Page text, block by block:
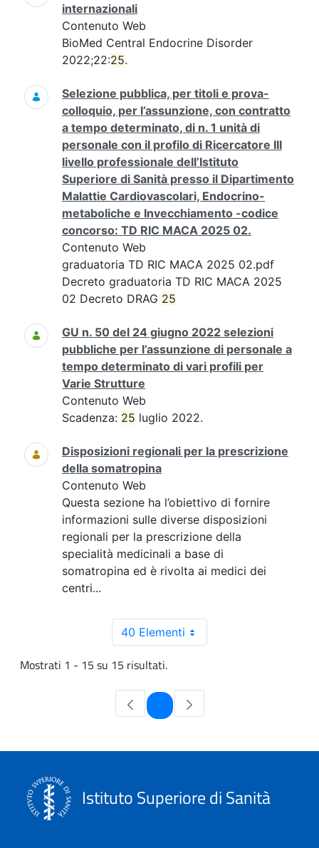
internazionali
Contenuto Web
BioMed Central Endocrine Disorder
2022;22:25.
Selezione pubblica, per titoli e prova-
colloquio, per l’assunzione, con contratto
a tempo determinato, di n. 1 unità di
personale con il profilo di Ricercatore III
livello professionale dell’Istituto
Superiore di Sanità presso il Dipartimento
Malattie Cardiovascolari, Endocrino-
metaboliche e Invecchiamento -codice
concorso: TD RIC MACA 2025 02.
Contenuto Web
graduatoria TD RIC MACA 2025 02.pdf
Decreto graduatoria TD RIC MACA 2025
02 Decreto DRAG 25
GU n. 50 del 24 giugno 2022 selezioni
pubbliche per l’assunzione di personale a
tempo determinato di vari profili per
Varie Strutture
Contenuto Web
Scadenza: 25 luglio 2022.
Disposizioni regionali per la prescrizione
della somatropina
Contenuto Web
Questa sezione ha l’obiettivo di fornire
informazioni sulle diverse disposizioni
regionali per la prescrizione della
specialità medicinali a base di
somatropina ed è rivolta ai medici dei
centri...
40 Elementi
Mostrati 1 - 15 su 15 risultati.
Pagina
Istituto Superiore di Sanità